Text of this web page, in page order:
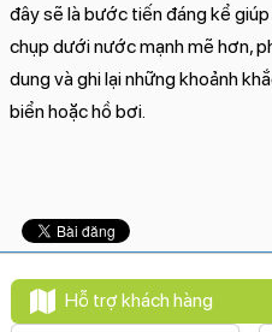
đây sẽ là bước tiến đáng kể
chụp dưới nước mạnh mẽ hơn,
dung và ghi lại những khoảnh
biển hoặc hồ bơi.
Hỗ trợ khách hàng